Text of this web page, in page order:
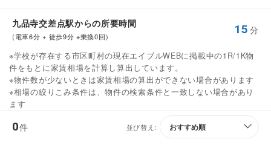
九品寺交差点駅からの所要時間
(電車6分 + 徒歩9分 ※乗換0回)
15 分
※学校が存在する市区町村の現在エイブルWEBに掲載中の1R/1K物
件をもとに家賃相場を計算し算出しています。
※物件数が少ないときは家賃相場の算出ができない場合があります
※相場の絞りこみ条件は、物件の検索条件と一致しない場合があり
ます
0件 並び替え: